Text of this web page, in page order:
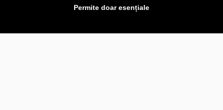
Permite doar esențiale
exprimați acordul asupra folosirii cookie-urilor.